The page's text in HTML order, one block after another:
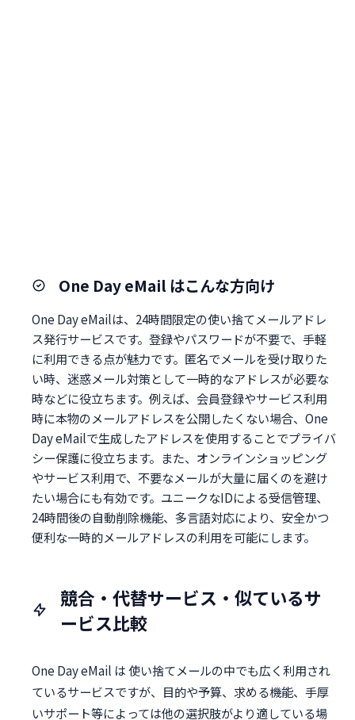
One Day eMail はこんな方向け
One Day eMailは、24時間限定の使い捨てメールアドレ
ス発行サービスです。登録やパスワードが不要で、手軽
に利用できる点が魅力です。匿名でメールを受け取りた
い時、迷惑メール対策として一時的なアドレスが必要な
時などに役立ちます。例えば、会員登録やサービス利用
時に本物のメールアドレスを公開したくない場合、One
Day eMailで生成したアドレスを使用することでプライバ
シー保護に役立ちます。また、オンラインショッピング
やサービス利用で、不要なメールが大量に届くのを避け
たい場合にも有効です。ユニークなIDによる受信管理、
24時間後の自動削除機能、多言語対応により、安全かつ
便利な一時的メールアドレスの利用を可能にします。
競合・代替サービス・似ているサ
ービス比較
One Day eMail は 使い捨てメールの中でも広く利用され
ているサービスですが、目的や予算、求める機能、手厚
いサポート等によっては他の選択肢がより適している場